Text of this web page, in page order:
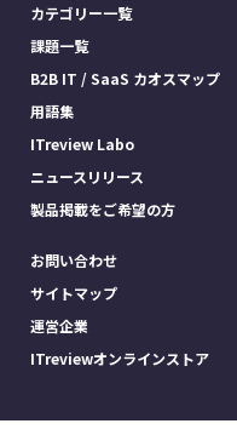
カテゴリー一覧
課題一覧
B2B IT / SaaS カオスマップ
用語集
ITreview Labo
ニュースリリース
製品掲載をご希望の方
お問い合わせ
サイトマップ
運営企業
ITreviewオンラインストア